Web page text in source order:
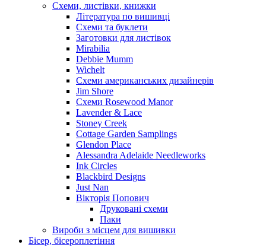
Схеми, листівки, книжки
Література по вишивці
Схеми та буклети
Заготовки для листівок
Mirabilia
Debbie Mumm
Wichelt
Схеми американських дизайнерів
Jim Shore
Cхеми Rosewood Manor
Lavender & Lace
Stoney Creek
Cottage Garden Samplings
Glendon Place
Alessandra Adelaide Needleworks
Ink Circles
Blackbird Designs
Just Nan
Вікторія Попович
Друковані схеми
Паки
Вироби з місцем для вишивки
Бісер, бісероплетіння